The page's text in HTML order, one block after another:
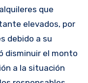
que
elevados, por
debido a su
disminuir el monto
a la situación